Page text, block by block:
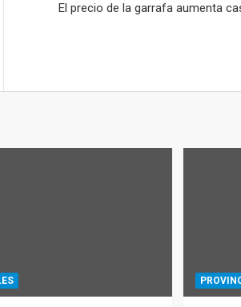
El precio de la garrafa aumenta